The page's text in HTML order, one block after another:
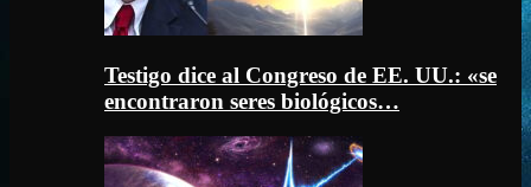
Testigo dice al Congreso de EE. UU.: «se
encontraron seres biológicos…